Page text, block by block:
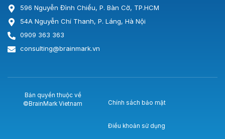
596 Nguyễn Đình Chiểu, P. Bàn Cờ, TP.HCM
54A Nguyễn Chí Thanh, P. Láng, Hà Nội
0909 363 363
consulting@brainmark.vn
Bản quyền thuộc về
©BrainMark Vietnam
Chính sách bảo mật
Điều khoản sử dụng